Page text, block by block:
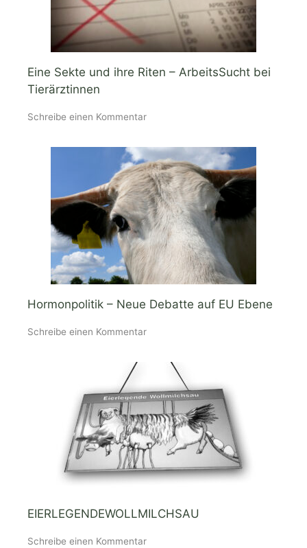
Eine Sekte und ihre Riten – ArbeitsSucht bei
Tierärztinnen
Schreibe einen Kommentar
Hormonpolitik – Neue Debatte auf EU Ebene
Schreibe einen Kommentar
EIERLEGENDEWOLLMILCHSAU
Schreibe einen Kommentar